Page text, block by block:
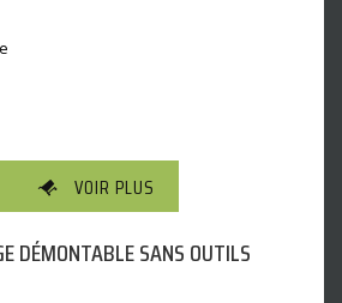
VOIR PLUS
DÉMONTABLE SANS OUTILS